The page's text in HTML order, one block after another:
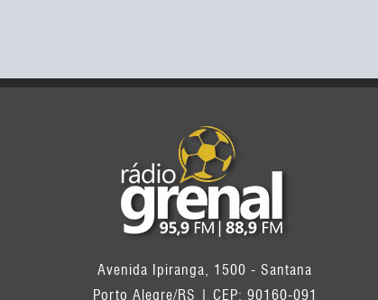
Avenida Ipiranga, 1500 - Santana
Porto Alegre/RS | CEP: 90160-091